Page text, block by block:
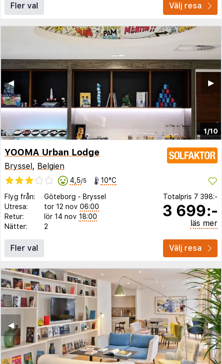
Fler val Välj resa
1/10
▶︎
◀︎
YOOMA Urban Lodge
Bryssel, Belgien
4,5/5 10°C
Flyg från: Göteborg - Bryssel
Utresa:
tor 12 nov 06:00
Retur:
lör 14 nov 18:00
Nätter:
2
Totalpris 7 398:-
3 699:-
läs mer
Fler val Välj resa
▶︎
◀︎